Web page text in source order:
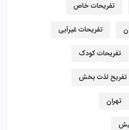
تفریحات خاص
تفریحات غیرآبی
تفریحات کودک
تفریح لذت بخش
تهران